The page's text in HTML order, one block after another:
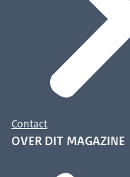
Contact
OVER DIT MAGAZINE